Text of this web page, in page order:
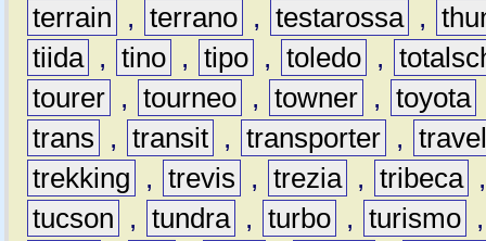
terrain
, terrano , testarossa ,
tiida , tino , tipo , toledo ,
tourer , tourneo , towner , toyota
trans
, transit , transporter ,
trekking
, trevis , trezia , tribeca
tucson
, tundra , turbo , turismo